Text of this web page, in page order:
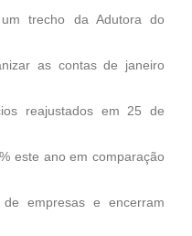
trecho da Adutora do
as contas de janeiro
reajustados em 25 de
este ano em comparação
empresas e encerram